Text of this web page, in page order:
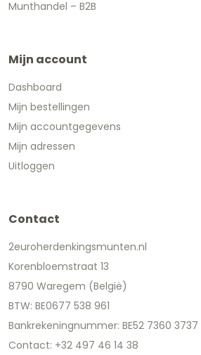
Munthandel – B2B
Mijn account
Dashboard
Mijn bestellingen
Mijn accountgegevens
Mijn adressen
Uitloggen
Contact
2euroherdenkingsmunten.nl
Korenbloemstraat 13
8790 Waregem (België)
BTW: BE0677 538 961
Bankrekeningnummer: BE52 7360 3737
Contact: +32 497 46 14 38